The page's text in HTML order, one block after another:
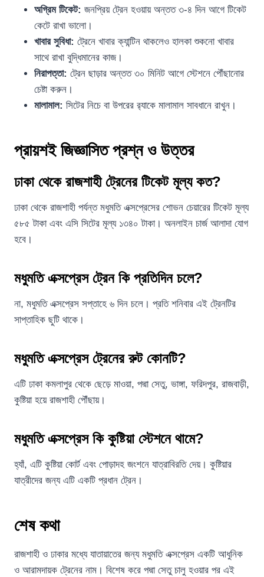
অগ্রিম টিকেট: জনপ্রিয় ট্রেন হওয়ায় অন্তত ৩-৪ দিন আগে টিকেট
কেটে রাখা ভালো।
খাবার সুবিধা: ট্রেনে খাবার ক্যান্টিন থাকলেও হালকা শুকনো খাবার
সাথে রাখা বুদ্ধিমানের কাজ।
নিরাপত্তা: ট্রেন ছাড়ার অন্তত ৩০ মিনিট আগে স্টেশনে পৌঁছানোর
চেষ্টা করুন।
মালামাল: সিটের নিচে বা উপরের র‍্যাকে মালামাল সাবধানে রাখুন।
প্রায়শই জিজ্ঞাসিত প্রশ্ন ও উত্তর
ঢাকা থেকে রাজশাহী ট্রেনের টিকেট মূল্য কত?
ঢাকা থেকে রাজশাহী পর্যন্ত মধুমতি এক্সপ্রেসের শোভন চেয়ারের টিকেট মূল্য
৫৮৫ টাকা এবং এসি সিটের মূল্য ১৩৪০ টাকা। অনলাইন চার্জ আলাদা যোগ
হবে।
মধুমতি এক্সপ্রেস ট্রেন কি প্রতিদিন চলে?
না, মধুমতি এক্সপ্রেস সপ্তাহে ৬ দিন চলে। প্রতি শনিবার এই ট্রেনটির
সাপ্তাহিক ছুটি থাকে।
মধুমতি এক্সপ্রেস ট্রেনের রুট কোনটি?
এটি ঢাকা কমলাপুর থেকে ছেড়ে মাওয়া, পদ্মা সেতু, ভাঙ্গা, ফরিদপুর, রাজবাড়ী,
কুষ্টিয়া হয়ে রাজশাহী পৌঁছায়।
মধুমতি এক্সপ্রেস কি কুষ্টিয়া স্টেশনে থামে?
হ্যাঁ, এটি কুষ্টিয়া কোর্ট এবং পোড়াদহ জংশনে যাত্রাবিরতি দেয়। কুষ্টিয়ার
যাত্রীদের জন্য এটি একটি প্রধান ট্রেন।
শেষ কথা
রাজশাহী ও ঢাকার মধ্যে যাতায়াতের জন্য মধুমতি এক্সপ্রেস একটি আধুনিক
ও আরামদায়ক ট্রেনের নাম। বিশেষ করে পদ্মা সেতু চালু হওয়ার পর এই